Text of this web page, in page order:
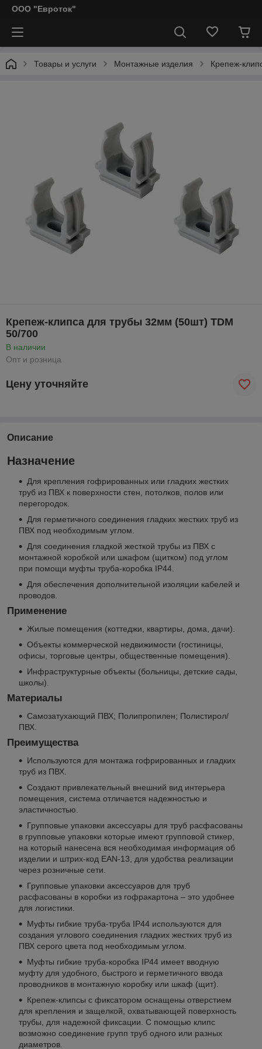
ООО "Евроток"
Товары и услуги Монтажные изделия Крепеж-
Крепеж-клипса для трубы 32мм (50шт) TDM
50/700
В наличии
Опт и розница
Цену уточняйте
Описание
Назначение
Для крепления гофрированных или гладких жестких
труб из ПВХ к поверхности стен, потолков, полов или
перегородок.
Для герметичного соединения гладких жестких труб из
ПВХ под необходимым углом.
Для соединения гладкой жесткой трубы из ПВХ с
монтажной коробкой или шкафом (щитком) под углом
при помощи муфты труба-коробка IP44.
Для обеспечения дополнительной изоляции кабелей и
проводов.
Применение
Жилые помещения (коттеджи, квартиры, дома, дачи).
Объекты коммерческой недвижимости (гостиницы,
офисы, торговые центры, общественные помещения).
Инфраструктурные объекты (больницы, детские сады,
школы).
Материалы
Самозатухающий ПВХ; Полипропилен; Полистирол/
ПВХ.
Преимущества
Используются для монтажа гофрированных и гладких
труб из ПВХ.
Создают привлекательный внешний вид интерьера
помещения, система отличается надежностью и
эластичностью.
Групповые упаковки аксессуары для труб расфасованы
в групповые упаковки которые имеют групповой стикер,
на который нанесена вся необходимая информация об
изделии и штрих-код EAN-13, для удобства реализации
через розничные сети.
Групповые упаковки аксессуаров для труб
расфасованы в коробки из гофракартона – это удобнее
для логистики.
Муфты гибкие труба-труба IP44 используются для
создания углового соединения гладких жестких труб из
ПВХ серого цвета под необходимым углом.
Муфты гибкие труба-коробка IP44 имеет вводную
муфту для удобного, быстрого и герметичного ввода
проводников в монтажную коробку или шкаф (щит).
Крепеж-клипсы с фиксатором оснащены отверстием
для крепления и защелкой, охватывающей поверхность
трубы, для надежной фиксации. С помощью клипс
возможно соединение групп труб одного или разных
диаметров.